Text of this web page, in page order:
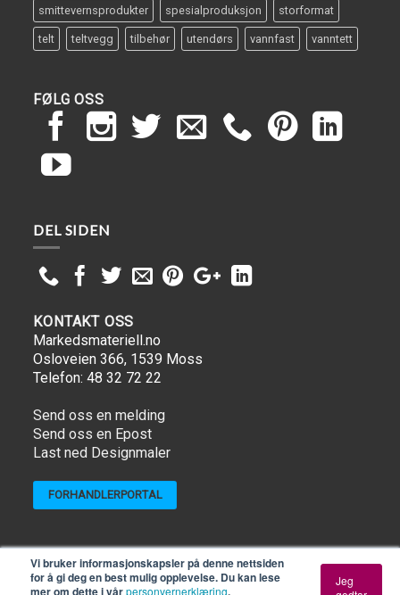
Vi bruker informasjonskapsler på denne nettsiden
for å gi deg en best mulig opplevelse. Du kan lese
mer om dette i vårpersonvernerklæring.
Jeg
smittevernsprodukter spesialproduksjon storformat
telt teltvegg tilbehør utendørs vannfast vanntett
FØLG OSS
DEL SIDEN
KONTAKT OSS
Markedsmateriell.no
Osloveien 366, 1539 Moss
Telefon: 48 32 72 22
Send oss en melding
Send oss en Epost
Last ned Designmaler
FORHANDLERPORTAL
Copyright ©Markedsmateriell.no| Kundeservice telefon 48 32
72 22 | Vi selger kun til bedrifter. Vi benytter oss kun av faktura